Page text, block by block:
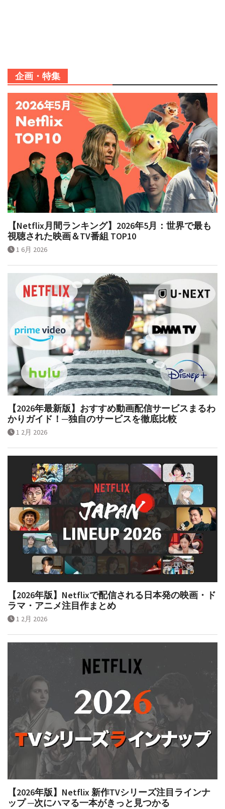
企画・特集
【Netflix月間ランキング】2026年5月：世界で最も
視聴された映画＆TV番組 TOP10
1 6月 2026
【2026年最新版】おすすめ動画配信サービスまるわ
かりガイド！─独自のサービスを徹底比較
1 2月 2026
【2026年版】Netflixで配信される日本発の映画・ド
ラマ・アニメ注目作まとめ
1 2月 2026
【2026年版】Netflix 新作TVシリーズ注目ラインナ
ップ ─次にハマる一本がきっと見つかる